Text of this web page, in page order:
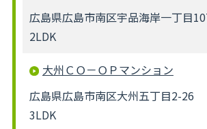
広島県広島市南区宇品海岸一丁目
2LDK
大州ＣＯ－ＯＰマンション
広島県広島市南区大州五丁目2-26
3LDK